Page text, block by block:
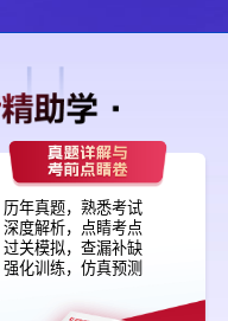
历年真题，熟悉考试
深度解析，点睛考点
过关模拟，查漏补缺
强化训练，仿真预测